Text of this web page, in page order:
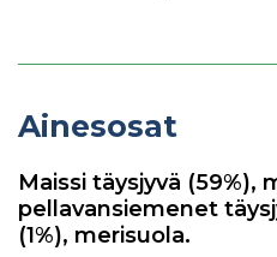
Ainesosat
Maissi täysjyvä (59%),
pellavansiemenet
(1%), merisuola.